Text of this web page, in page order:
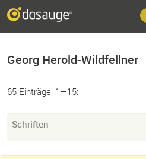
Georg Herold-Wildfellner
65 Einträge, 1—15:
Schriften